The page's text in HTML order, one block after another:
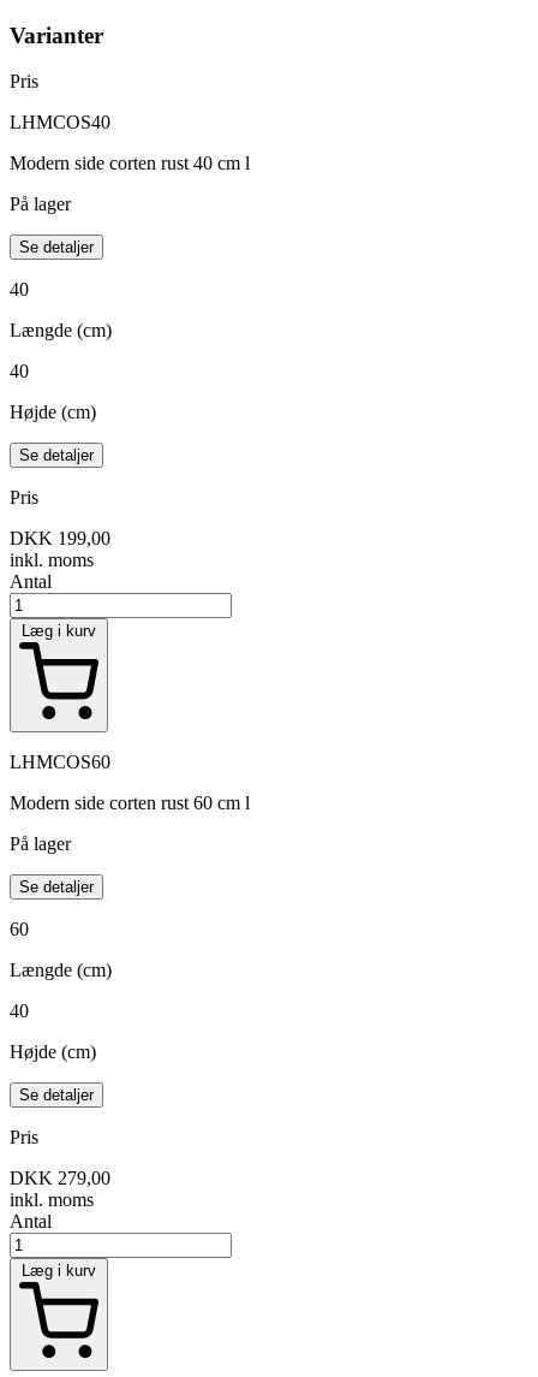
Varianter
Pris
LHMCOS40
Modern side corten rust 40 cm l
På lager
Se detaljer
40
Længde (cm)
40
Højde (cm)
Se detaljer
Pris
DKK 199,00
inkl. moms
Antal
Læg i kurv
LHMCOS60
Modern side corten rust 60 cm l
På lager
Se detaljer
60
Længde (cm)
40
Højde (cm)
Se detaljer
Pris
DKK 279,00
inkl. moms
Antal
Læg i kurv